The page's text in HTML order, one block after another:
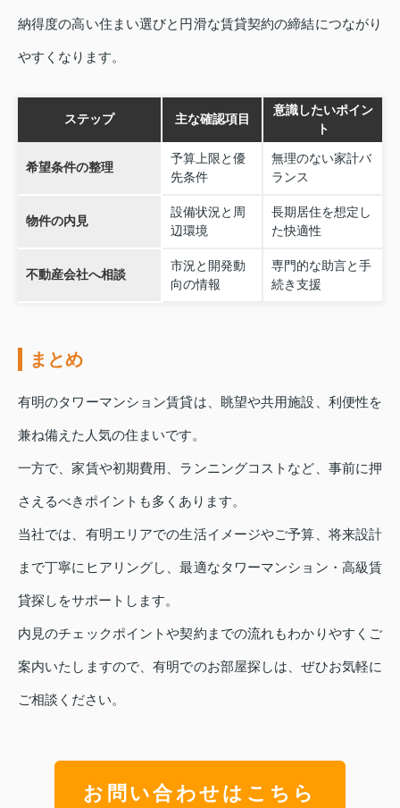
納得度の高い住まい選びと円滑な賃貸契約の締結につながり
やすくなります。
ステップ 主な確認項目
意識したいポイン
ト
希望条件の整理
予算上限と優
先条件
無理のない家計バ
ランス
物件の内見
設備状況と周
辺環境
長期居住を想定し
た快適性
不動産会社へ相談
市況と開発動
向の情報
専門的な助言と手
続き支援
まとめ
有明のタワーマンション賃貸は、眺望や共用施設、利便性を
兼ね備えた人気の住まいです。
一方で、家賃や初期費用、ランニングコストなど、事前に押
さえるべきポイントも多くあります。
当社では、有明エリアでの生活イメージやご予算、将来設計
まで丁寧にヒアリングし、最適なタワーマンション・高級賃
貸探しをサポートします。
内見のチェックポイントや契約までの流れもわかりやすくご
案内いたしますので、有明でのお部屋探しは、ぜひお気軽に
ご相談ください。
お問い合わせはこちら